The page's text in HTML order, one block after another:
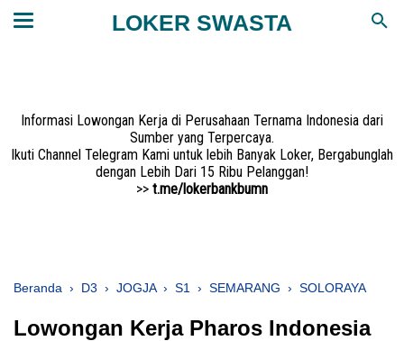
LOKER SWASTA
Informasi Lowongan Kerja di Perusahaan Ternama Indonesia dari
Sumber yang Terpercaya.
Ikuti Channel Telegram Kami untuk lebih Banyak Loker, Bergabunglah
dengan Lebih Dari 15 Ribu Pelanggan!
>> t.me/lokerbankbumn
Beranda › D3 › JOGJA › S1 › SEMARANG › SOLORAYA
Lowongan Kerja Pharos Indonesia